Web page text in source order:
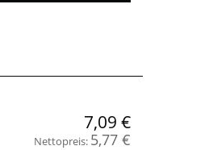
7,09 €
Nettopreis: 5,77 €